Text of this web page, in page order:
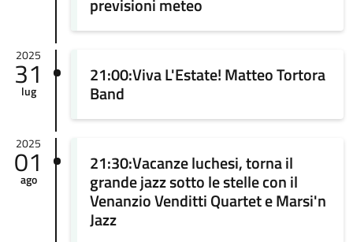
previsioni meteo
2025
31
lug
21:00:Viva L'Estate! Matteo Tortora
Band
2025
01
ago
21:30:Vacanze luchesi, torna il
grande jazz sotto le stelle con il
Venanzio Venditti Quartet e Marsi'n
Jazz